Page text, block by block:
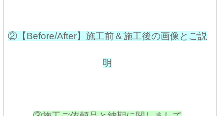
②【Before/After】施工前＆施工後の画像とご説
明